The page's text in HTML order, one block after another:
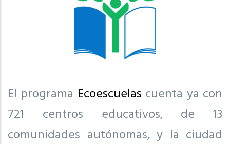
El programa Ecoescuelas cuenta ya con
721 centros educativos, de 13
comunidades autónomas, y la ciudad